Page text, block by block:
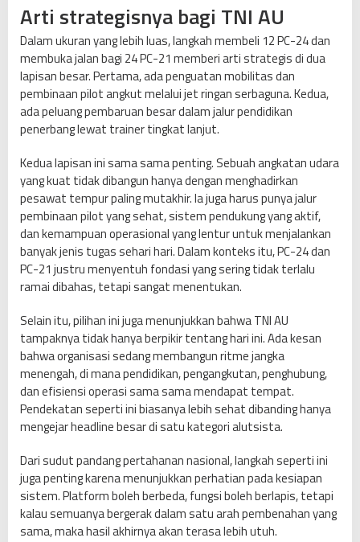
Arti strategisnya bagi TNI AU
Dalam ukuran yang lebih luas, langkah membeli 12 PC-24 dan
membuka jalan bagi 24 PC-21 memberi arti strategis di dua
lapisan besar. Pertama, ada penguatan mobilitas dan
pembinaan pilot angkut melalui jet ringan serbaguna. Kedua,
ada peluang pembaruan besar dalam jalur pendidikan
penerbang lewat trainer tingkat lanjut.
Kedua lapisan ini sama sama penting. Sebuah angkatan udara
yang kuat tidak dibangun hanya dengan menghadirkan
pesawat tempur paling mutakhir. Ia juga harus punya jalur
pembinaan pilot yang sehat, sistem pendukung yang aktif,
dan kemampuan operasional yang lentur untuk menjalankan
banyak jenis tugas sehari hari. Dalam konteks itu, PC-24 dan
PC-21 justru menyentuh fondasi yang sering tidak terlalu
ramai dibahas, tetapi sangat menentukan.
Selain itu, pilihan ini juga menunjukkan bahwa TNI AU
tampaknya tidak hanya berpikir tentang hari ini. Ada kesan
bahwa organisasi sedang membangun ritme jangka
menengah, di mana pendidikan, pengangkutan, penghubung,
dan efisiensi operasi sama sama mendapat tempat.
Pendekatan seperti ini biasanya lebih sehat dibanding hanya
mengejar headline besar di satu kategori alutsista.
Dari sudut pandang pertahanan nasional, langkah seperti ini
juga penting karena menunjukkan perhatian pada kesiapan
sistem. Platform boleh berbeda, fungsi boleh berlapis, tetapi
kalau semuanya bergerak dalam satu arah pembenahan yang
sama, maka hasil akhirnya akan terasa lebih utuh.